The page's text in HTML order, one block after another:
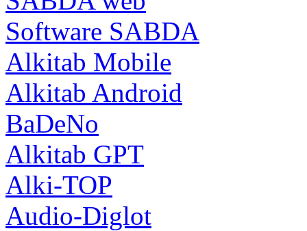
Software SABDA
Alkitab Mobile
Alkitab Android
BaDeNo
Alkitab GPT
Alki-TOP
Audio-Diglot